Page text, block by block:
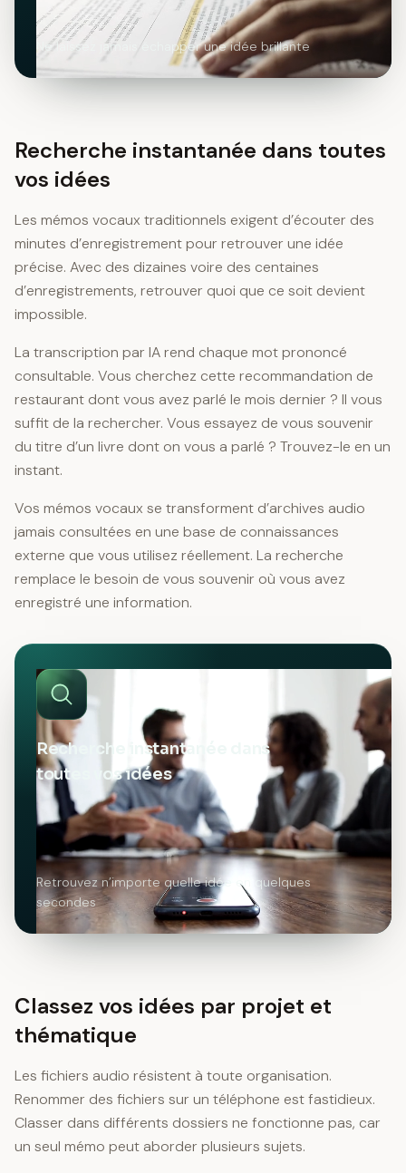
Ne laissez jamais échapper une idée brillante
Recherche instantanée dans toutes
vos idées
Les mémos vocaux traditionnels exigent d’écouter des
minutes d’enregistrement pour retrouver une idée
précise. Avec des dizaines voire des centaines
d’enregistrements, retrouver quoi que ce soit devient
impossible.
La transcription par IA rend chaque mot prononcé
consultable. Vous cherchez cette recommandation de
restaurant dont vous avez parlé le mois dernier ? Il vous
suffit de la rechercher. Vous essayez de vous souvenir
du titre d’un livre dont on vous a parlé ? Trouvez-le en un
instant.
Vos mémos vocaux se transforment d’archives audio
jamais consultées en une base de connaissances
externe que vous utilisez réellement. La recherche
remplace le besoin de vous souvenir où vous avez
enregistré une information.
Recherche instantanée dans
toutes vos idées
Retrouvez n’importe quelle idée en quelques
secondes
Classez vos idées par projet et
thématique
Les fichiers audio résistent à toute organisation.
Renommer des fichiers sur un téléphone est fastidieux.
Classer dans différents dossiers ne fonctionne pas, car
un seul mémo peut aborder plusieurs sujets.